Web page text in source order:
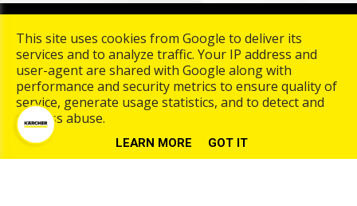
reserved. |Termes et conditions|Privacy & Cookies
TO-DATE WebDesign
This site uses cookies from Google to deliver its
services and to analyze traffic. Your IP address and
user-agent are shared with Google along with
performance and security metrics to ensure quality of
service, generate usage statistics, and to detect and
address abuse.
LEARN MORE GOT IT